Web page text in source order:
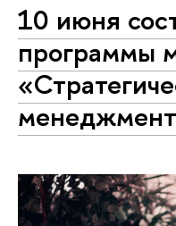
10 июня
программы